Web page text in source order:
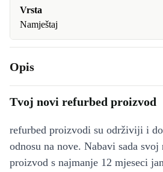
Vrsta
Namještaj
Opis
Tvoj novi refurbed proizvod
refurbed proizvodi su održiviji i
odnosu na nove. Nabavi sada
proizvod s najmanje 12 mjeseci